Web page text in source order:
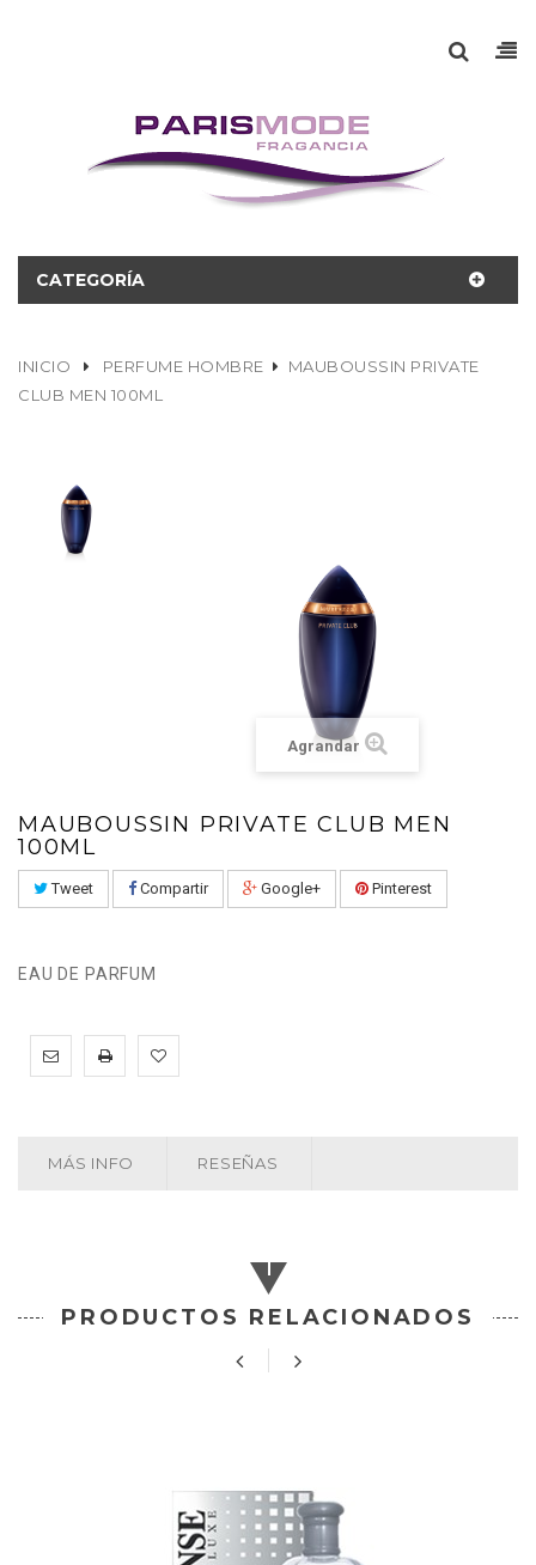
CATEGORÍA
INICIO PERFUME HOMBRE
MAUBOUSSIN PRIVATE
CLUB MEN 100ML
Agrandar
MAUBOUSSIN PRIVATE CLUB MEN
100ML
Tweet Compartir Google+ Pinterest
EAU DE PARFUM
MÁS INFO RESEÑAS
PRODUCTOS RELACIONADOS